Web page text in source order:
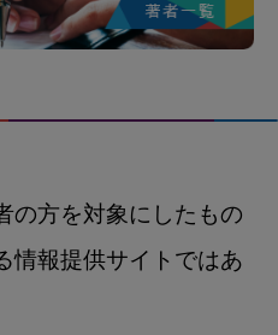
の方を対象にしたもの
情報提供サイトではあ